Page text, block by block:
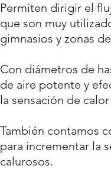
Permiten dirigir el
que son muy
gimnasios y zonas
Con diámetros de
de aire potente y
la sensación de
También contamos
para incrementar la
calurosos.